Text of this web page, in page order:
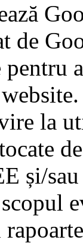
de
la
și/